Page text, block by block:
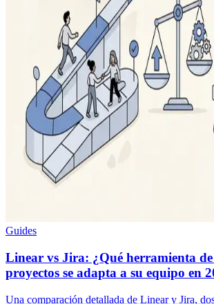
Guides
Linear vs Jira: ¿Qué herramienta de
proyectos se adapta a su equipo en
Una comparación detallada de Linear y Jira,